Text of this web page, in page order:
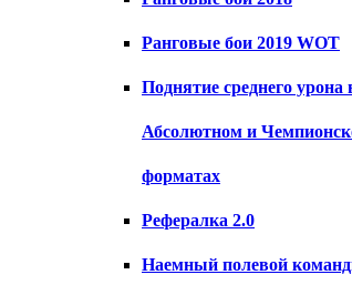
Ранговые бои 2019 WOT
Поднятие среднего урона
Абсолютном и
форматах
Рефералка 2.0
Наемный полевой